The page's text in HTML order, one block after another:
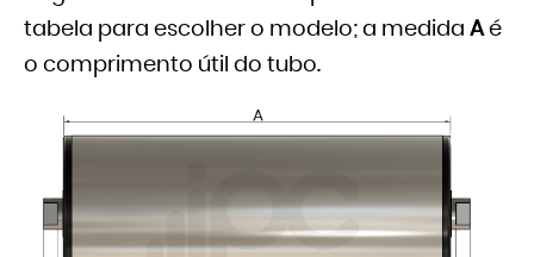
tabela para escolher o modelo; a medida Aé
o comprimento útil do tubo.